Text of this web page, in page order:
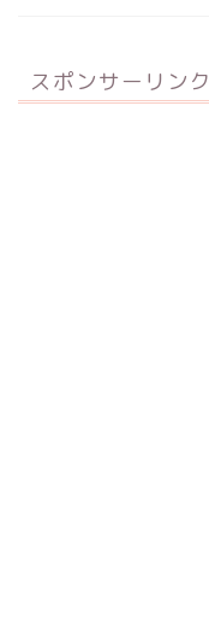
スポンサーリンク